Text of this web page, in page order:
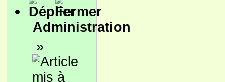
Administration
»